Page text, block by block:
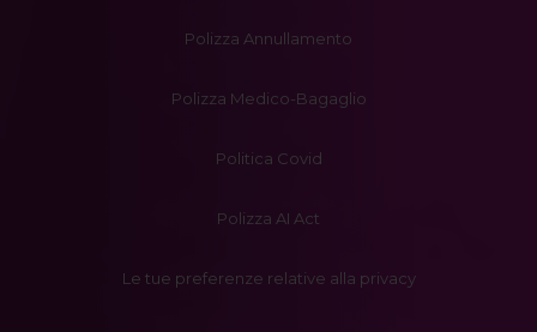
Polizza Annullamento
Polizza Medico-Bagaglio
Politica Covid
Polizza AI Act
Le tue preferenze relative alla privacy